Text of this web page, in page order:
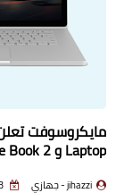
Laptop و Surface Book 2
jihazzi - جهازي